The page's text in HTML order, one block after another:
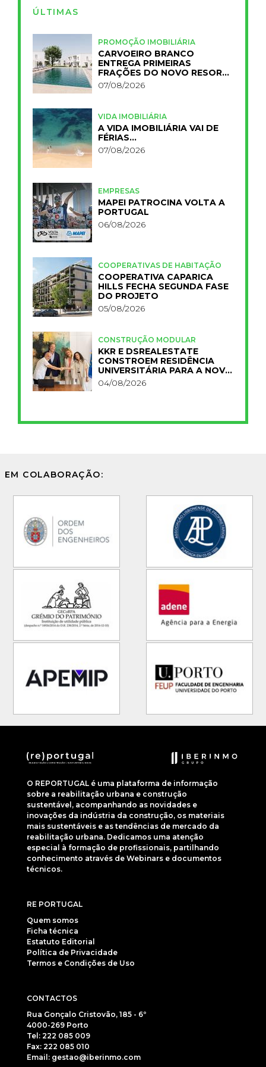
ÚLTIMAS
PROMOÇÃO IMOBILIÁRIA
CARVOEIRO BRANCO
ENTREGA PRIMEIRAS
FRAÇÕES DO NOVO RESORT
PRIMELIFE
07/08/2026
VIDA IMOBILIÁRIA
A VIDA IMOBILIÁRIA VAI DE
FÉRIAS…
07/08/2026
EMPRESAS
MAPEI PATROCINA VOLTA A
PORTUGAL
06/08/2026
COOPERATIVAS DE HABITAÇÃO
COOPERATIVA CAPARICA
HILLS FECHA SEGUNDA FASE
DO PROJETO
05/08/2026
CONSTRUÇÃO MODULAR
KKR E DSREALESTATE
CONSTROEM RESIDÊNCIA
UNIVERSITÁRIA PARA A NOVA
FCT
04/08/2026
EM COLABORAÇÃO:
O REPORTUGAL é uma plataforma de informação
sobre a reabilitação urbana e construção
sustentável, acompanhando as novidades e
inovações da indústria da construção, os materiais
mais sustentáveis e as tendências de mercado da
reabilitação urbana. Dedicamos uma atenção
especial à formação de profissionais, partilhando
conhecimento através de Webinars e documentos
técnicos.
RE PORTUGAL
Quem somos
Ficha técnica
Estatuto Editorial
Política de Privacidade
Termos e Condições de Uso
CONTACTOS
Rua Gonçalo Cristovão, 185 - 6º
4000-269 Porto
Tel: 222 085 009
Fax: 222 085 010
Email: gestao@iberinmo.com